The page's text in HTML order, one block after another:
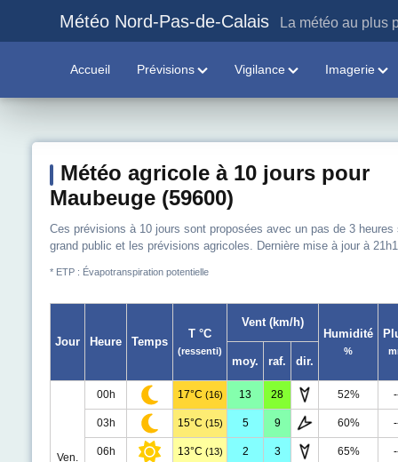
Météo Nord-Pas-de-Calais La météo au plus
Accueil Prévisions Vigilance Imagerie
Météo agricole à 10 jours pour
Maubeuge (59600)
Ces prévisions à 10 jours sont proposées avec un pas de 3
grand public et les prévisions agricoles. Dernière mise à jour à
* ETP : Évapotranspiration potentielle
Jour Heure Temps
T °C
(ressenti)
Vent (km/h)
Humidité
%
moy. raf. dir.
Ven.
00h 17°C (16) 13 28 52%
03h 15°C (15) 5 9 60%
06h 13°C (13) 2 3 65%